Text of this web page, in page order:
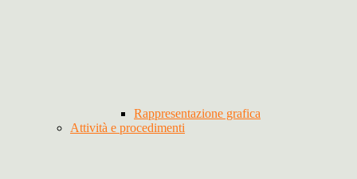
Rappresentazione grafica
Attività e procedimenti